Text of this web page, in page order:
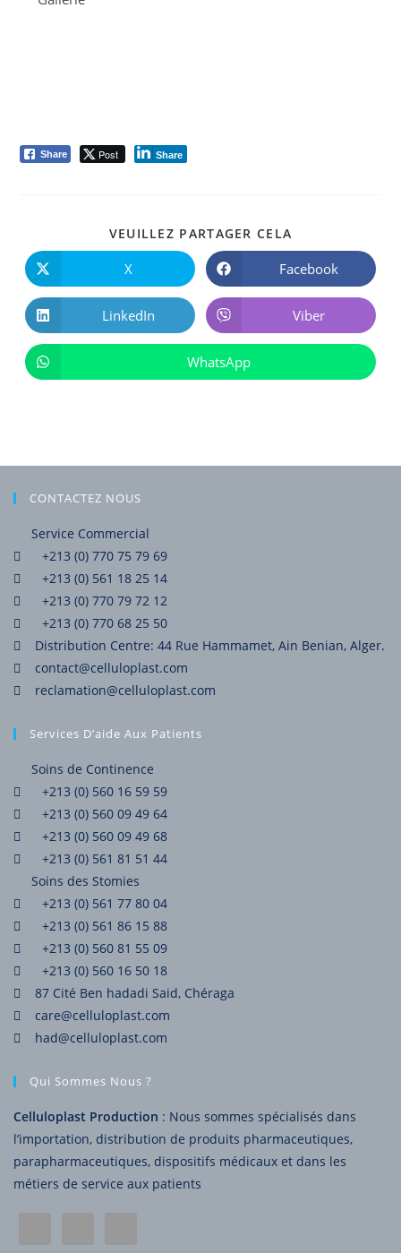
Share Post Share
VEUILLEZ PARTAGER CELA
X Facebook
LinkedIn Viber
WhatsApp
CONTACTEZ NOUS
Service Commercial
+213 (0) 770 75 79 69
+213 (0) 561 18 25 14
+213 (0) 770 79 72 12
+213 (0) 770 68 25 50
Distribution Centre: 44 Rue Hammamet, Ain Benian, Alger.
contact@celluloplast.com
reclamation@celluloplast.com
Services D’aide Aux Patients
Soins de Continence
+213 (0) 560 16 59 59
+213 (0) 560 09 49 64
+213 (0) 560 09 49 68
+213 (0) 561 81 51 44
Soins des Stomies
+213 (0) 561 77 80 04
+213 (0) 561 86 15 88
+213 (0) 560 81 55 09
+213 (0) 560 16 50 18
87 Cité Ben hadadi Said, Chéraga
care@celluloplast.com
had@celluloplast.com
Qui Sommes Nous ?
Celluloplast Production : Nous sommes spécialisés dans
l’importation, distribution de produits pharmaceutiques,
parapharmaceutiques, dispositifs médicaux et dans les
métiers de service aux patients